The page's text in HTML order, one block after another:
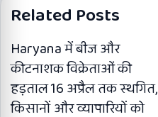
Related Posts
Haryana में बीज और
कीटनाशक विक्रेताओं की
हड़ताल 16 अप्रैल तक स्थगित,
किसानों और व्यापारियों को